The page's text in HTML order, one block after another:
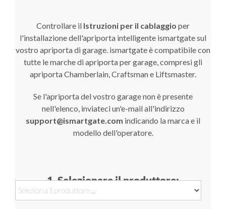
Controllare il Istruzioni per il cablaggio per
l'installazione dell'apriporta intelligente ismartgate sul
vostro apriporta di garage. ismartgate è compatibile con
tutte le marche di apriporta per garage, compresi gli
apriporta Chamberlain, Craftsman e Liftsmaster.
Se l'apriporta del vostro garage non è presente
nell'elenco, inviateci un'e-mail all'indirizzo
support@ismartgate.com indicando la marca e il
modello dell'operatore.
1. Selezionare il produttore: